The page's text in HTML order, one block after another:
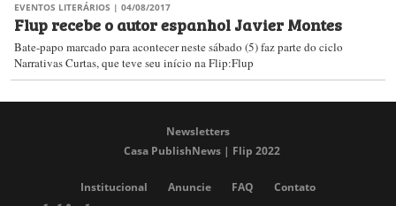
EVENTOS LITERÁRIOS | 04/08/2017
Flup recebe o autor espanhol Javier Montes
Bate-papo marcado para acontecer neste sábado (5) faz parte do ciclo
Narrativas Curtas, que teve seu início na Flip:Flup
Newsletters
Casa PublishNews | Flip 2022
Institucional Anuncie FAQ Contato